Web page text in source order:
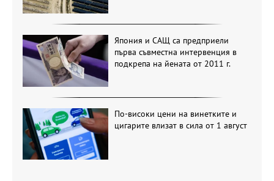
Япония и САЩ са предприели
първа съвместна интервенция в
подкрепа на йената от 2011 г.
По-високи цени на винетките и
цигарите влизат в сила от 1 август